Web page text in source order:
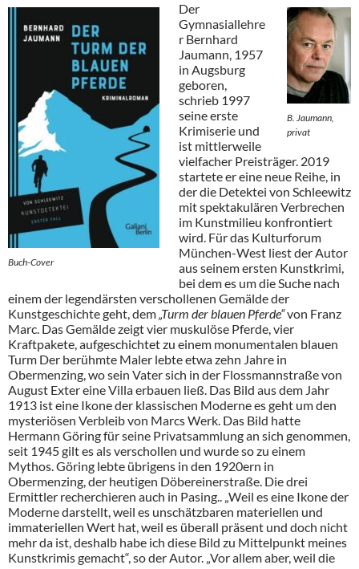
Buch-Cover
B. Jaumann,
privat
Der
Gymnasiallehre
r Bernhard
Jaumann, 1957
in Augsburg
geboren,
schrieb 1997
seine erste
Krimiserie und
ist mittlerweile
vielfacher Preisträger. 2019
startete er eine neue Reihe, in
der die Detektei von Schleewitz
mit spektakulären Verbrechen
im Kunstmilieu konfrontiert
wird. Für das Kulturforum
München-West liest der Autor
aus seinem ersten Kunstkrimi,
bei dem es um die Suche nach
einem der legendärsten verschollenen Gemälde der
Kunstgeschichte geht, dem„Turm der blauen Pferde“von Franz
Marc. Das Gemälde zeigt vier muskulöse Pferde, vier
Kraftpakete, aufgeschichtet zu einem monumentalen blauen
Turm Der berühmte Maler lebte etwa zehn Jahre in
Obermenzing, wo sein Vater sich in der Flossmannstraße von
August Exter eine Villa erbauen ließ. Das Bild aus dem Jahr
1913 ist eine Ikone der klassischen Moderne es geht um den
mysteriösen Verbleib von Marcs Werk. Das Bild hatte
Hermann Göring für seine Privatsammlung an sich genommen,
seit 1945 gilt es als verschollen und wurde so zu einem
Mythos. Göring lebte übrigens in den 1920ern in
Obermenzing, der heutigen Döbereinerstraße. Die drei
Ermittler recherchieren auch in Pasing.. „Weil es eine Ikone der
Moderne darstellt, weil es unschätzbaren materiellen und
immateriellen Wert hat, weil es überall präsent und doch nicht
mehr da ist, deshalb habe ich diese Bild zu Mittelpunkt meines
Kunstkrimis gemacht“, so der Autor. „Vor allem aber, weil die